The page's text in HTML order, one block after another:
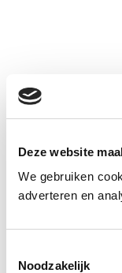
Deze website
We gebruiken
adverteren en
Noodzakelijk